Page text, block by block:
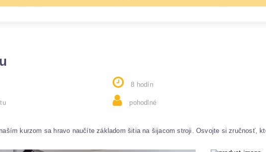
8 hodín
pohodlné
kurzom sa hravo naučíte základom šitia na šijacom stroji. Osvojte si zručnosť,